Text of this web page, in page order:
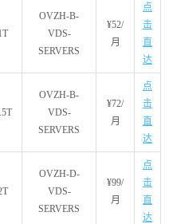
OVZH-B-
VDS-
SERVERS
¥52/
月
点
击
直
达
OVZH-B-
VDS-
SERVERS
¥72/
月
点
击
直
达
OVZH-D-
VDS-
SERVERS
¥99/
月
点
击
直
达